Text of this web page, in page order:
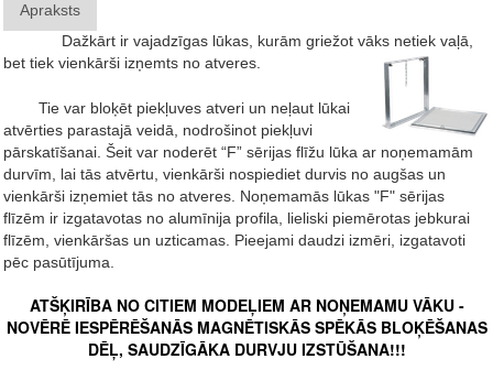
Apraksts
Dažkārt ir vajadzīgas lūkas, kurām griežot vāks netiek vaļā,
bet tiek vienkārši izņemts no atveres.
Tie var bloķēt piekļuves atveri un neļaut lūkai
atvērties parastajā veidā, nodrošinot piekļuvi
pārskatīšanai. Šeit var noderēt “F” sērijas flīžu lūka ar noņemamām
durvīm, lai tās atvērtu, vienkārši nospiediet durvis no augšas un
vienkārši izņemiet tās no atveres. Noņemamās lūkas "F" sērijas
flīzēm ir izgatavotas no alumīnija profila, lieliski piemērotas jebkurai
flīzēm, vienkāršas un uzticamas. Pieejami daudzi izmēri, izgatavoti
pēc pasūtījuma.
ATŠĶIRĪBA NO CITIEM MODEĻIEM AR NOŅEMAMU VĀKU -
NOVĒRĒ IESPĒRĒŠANĀS MAGNĒTISKĀS SPĒKĀS BLOĶĒŠANAS
DĒĻ, SAUDZĪGĀKA DURVJU IZSTŪŠANA!!!